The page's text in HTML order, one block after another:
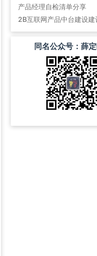
产品经理自检清单分享
2B互联网产品中台建设建
同名公众号：薛